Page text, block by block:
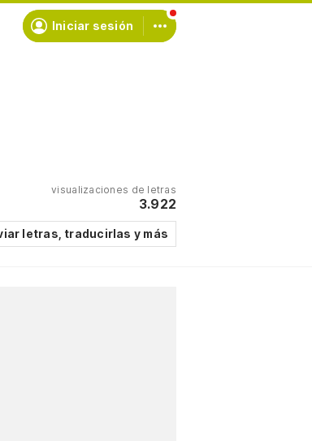
Iniciar sesión
visualizaciones de letras
3.922
letras, traducirlas y más